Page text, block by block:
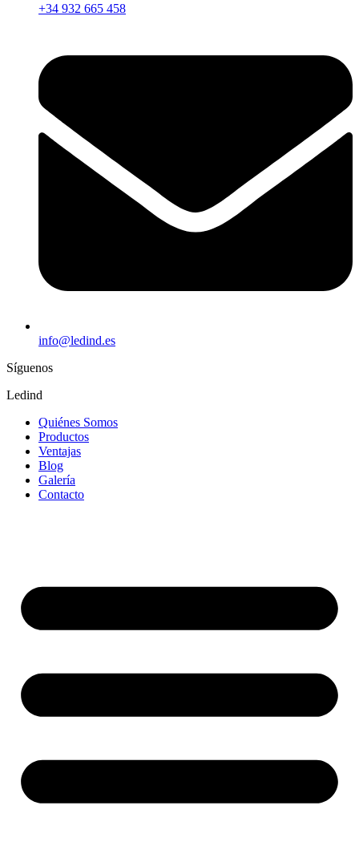
+34 932 665 458‬
info@ledind.es
Síguenos
Ledind
Quiénes Somos
Productos
Ventajas
Blog
Galería
Contacto